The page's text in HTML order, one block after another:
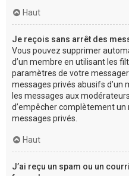
Haut
Je reçois sans arrêt des
Vous pouvez supprimer
d’un membre en utilisant les
paramètres de votre
messages privés abusifs d’un
les messages aux
d’empêcher complètement un
messages privés.
Haut
J’ai reçu un spam ou un